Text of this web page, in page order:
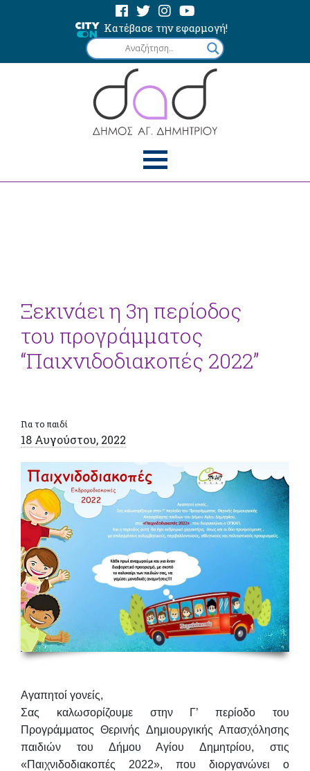
Κατέβασε την εφαρμογή!
Ξεκινάει η 3η περίοδος
του προγράμματος
“Παιχνιδοδιακοπές 2022”
Για το παιδί
18 Αυγούστου, 2022
Αγαπητοί γονείς,
Σας καλωσορίζουμε στην Γ’ περίοδο του
Προγράμματος Θερινής Δημιουργικής Απασχόλησης
παιδιών του Δήμου Αγίου Δημητρίου, στις
«Παιχνιδοδιακοπές 2022», που διοργανώνει ο